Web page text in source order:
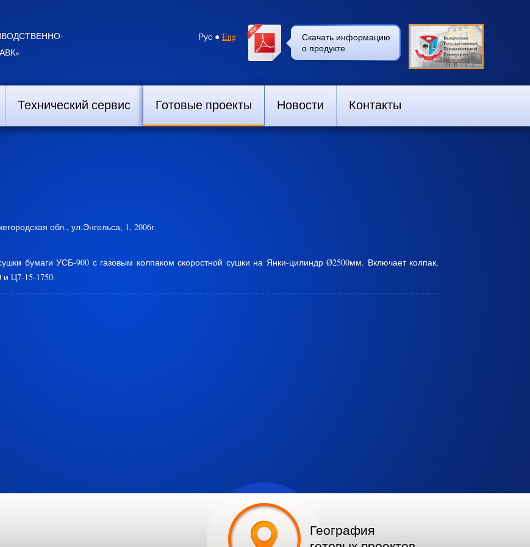
Рус ● Eng
Скачать информацию
о продукте
Технический сервис Готовые проекты Новости Контакты
обл., ул.Энгельса, 1, 2006г.
бумаги УСБ-900 с газовым колпаком скоростной сушки на Янки-цилиндр Ø2500мм. Включает колпак,
и Ц7-15-1750.
География